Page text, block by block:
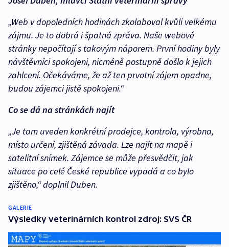
„Web v dopoledních hodinách zkolaboval kvůli velkému
zájmu. Je to dobrá i špatná zpráva. Naše webové
stránky nepočítají s takovým náporem. První hodiny byly
návštěvníci spokojeni, nicméně postupně došlo k jejich
zahlcení. Očekáváme, že až ten prvotní zájem opadne,
budou zájemci jistě spokojeni.“
Co se dá na stránkách najít
„Je tam uveden konkrétní prodejce, kontrola, výrobna,
místo určení, zjištěná závada. Lze najít na mapě i
satelitní snímek. Zájemce se může přesvědčit, jak
situace po celé České republice vypadá a co bylo
zjištěno,“ doplnil Duben.
GALERIE
Výsledky veterinárních kontrol zdroj: SVS ČR